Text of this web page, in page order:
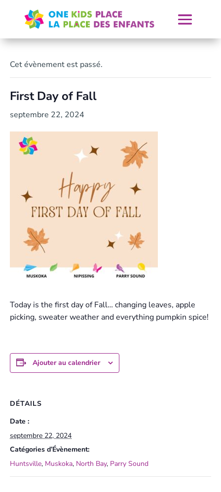
content
Cet évènement est passé.
First Day of Fall
septembre 22, 2024
Today is the first day of Fall… changing leaves, apple
picking, sweater weather and everything pumpkin spice!
Ajouter au calendrier
DÉTAILS
Date :
septembre 22, 2024
Catégories d’Évènement:
Huntsville, Muskoka, North Bay, Parry Sound